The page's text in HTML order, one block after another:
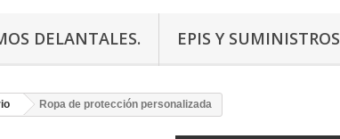
DELANTALES. EPIS Y SUMINISTROS
Ropa de protección personalizada